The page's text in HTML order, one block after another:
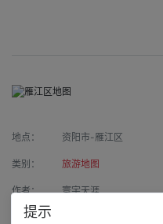
地点： 资阳市-雁江区
类别： 旅游地图
作者： 寰宇天涯
来源：
提示